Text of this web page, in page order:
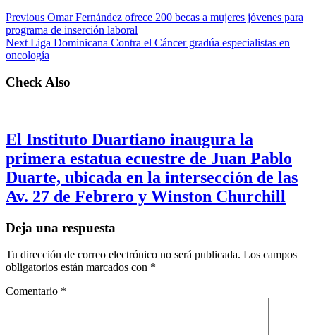
Previous Omar Fernández ofrece 200 becas a mujeres jóvenes para
programa de inserción laboral
Next Liga Dominicana Contra el Cáncer gradúa especialistas en
oncología
Check Also
El Instituto Duartiano inaugura la
primera estatua ecuestre de Juan Pablo
Duarte, ubicada en la intersección de las
Av. 27 de Febrero y Winston Churchill
Deja una respuesta
Tu dirección de correo electrónico no será publicada. Los campos
obligatorios están marcados con *
Comentario *